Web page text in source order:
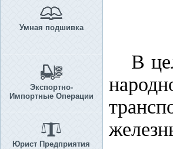
Умная подшивка
Экспортно-
Импортные Операции
Юрист Предприятия
В